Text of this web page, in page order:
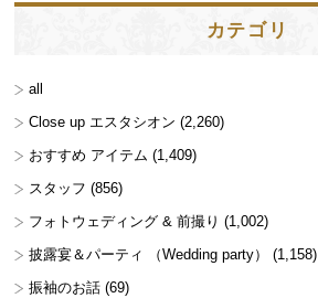
カテゴリ
all
Close up エスタシオン (2,260)
おすすめ アイテム (1,409)
スタッフ (856)
フォトウェディング & 前撮り (1,002)
披露宴＆パーティ （Wedding party）
(1,158)
振袖のお話 (69)